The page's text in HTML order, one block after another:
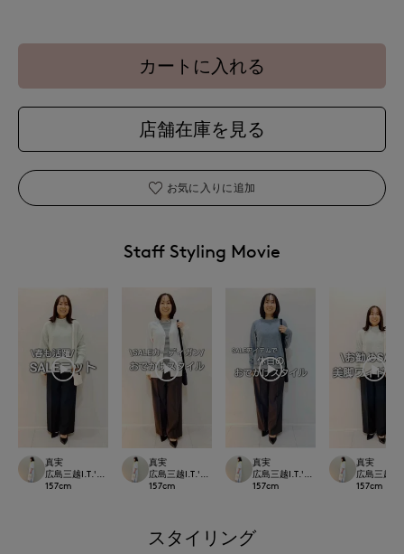
カートに入れる
店舗在庫を見る
お気に入りに追加
Staff Styling Movie
真実
広島三越I.T.'S.international
157cm
真実
広島三越I.T.'S.international
157cm
真実
広島三越I.T.'S.international
157cm
真実
広島三越
157cm
スタイリング